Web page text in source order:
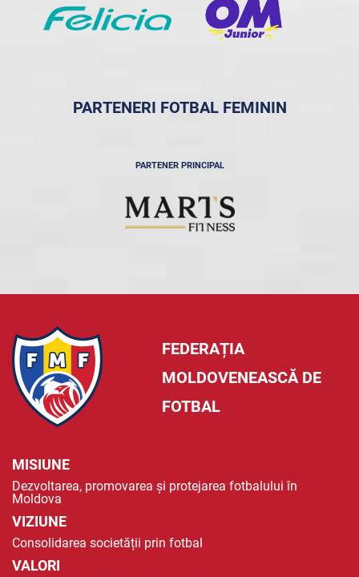
PARTENERI FOTBAL FEMININ
PARTENER PRINCIPAL
FEDERAȚIA
MOLDOVENEASCĂ DE
FOTBAL
MISIUNE
Dezvoltarea, promovarea și protejarea fotbalului în
Moldova
VIZIUNE
Consolidarea societății prin fotbal
VALORI